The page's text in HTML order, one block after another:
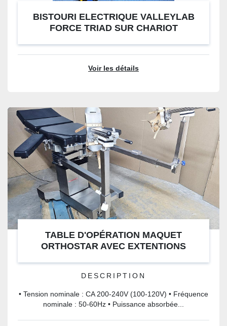
BISTOURI ELECTRIQUE VALLEYLAB
FORCE TRIAD SUR CHARIOT
Voir les détails
TABLE D'OPÉRATION MAQUET
ORTHOSTAR AVEC EXTENTIONS
DESCRIPTION
• Tension nominale : CA 200-240V (100-120V) • Fréquence
nominale : 50-60Hz • Puissance absorbée...